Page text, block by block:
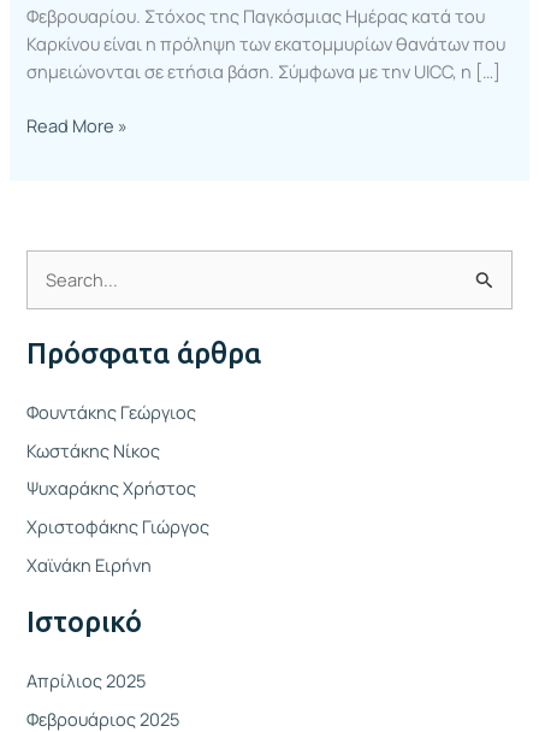
Φεβρουαρίου. Στόχος της Παγκόσμιας Ημέρας κατά του
Καρκίνου είναι η πρόληψη των εκατομμυρίων θανάτων που
σημειώνονται σε ετήσια βάση. Σύμφωνα με την UICC, η […]
Read More »
ν
α
ή
τ
η
σ
η
ι
Πρόσφατα άρθρα
Φουντάκης Γεώργιος
Κωστάκης Νίκος
Ψυχαράκης Χρήστος
Χριστοφάκης Γιώργος
Χαϊνάκη Ειρήνη
Ιστορικό
Απρίλιος 2025
Φεβρουάριος 2025